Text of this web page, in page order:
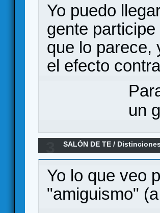
Yo puedo
gente
que lo parece,
el efecto
un
SALÓN DE TE / Distinciones
Yo lo que veo
"amiguismo"